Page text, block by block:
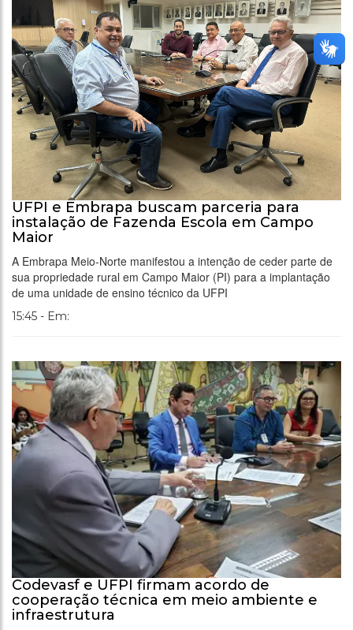
UFPI e Embrapa buscam parceria para
instalação de Fazenda Escola em Campo
Maior
A Embrapa Meio-Norte manifestou a intenção de ceder parte de
sua propriedade rural em Campo Maior (PI) para a implantação
de uma unidade de ensino técnico da UFPI
15:45 - Em:
Codevasf e UFPI firmam acordo de
cooperação técnica em meio ambiente e
infraestrutura